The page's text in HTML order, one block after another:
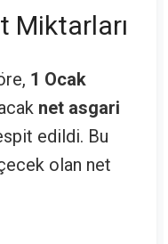
Miktarları
1 Ocak
net asgari
edildi. Bu
olan net